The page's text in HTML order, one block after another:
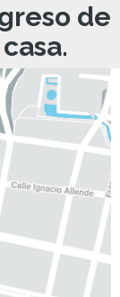
de